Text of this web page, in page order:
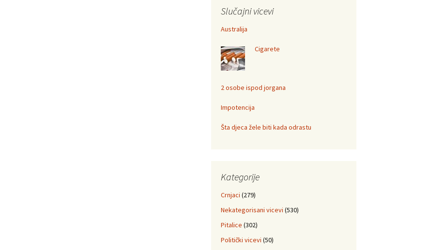
Slučajni vicevi
Australija
Cigarete
2 osobe ispod jorgana
Impotencija
Šta djeca žele biti kada odrastu
Kategorije
Crnjaci (279)
Nekategorisani vicevi (530)
Pitalice (302)
Politički vicevi (50)